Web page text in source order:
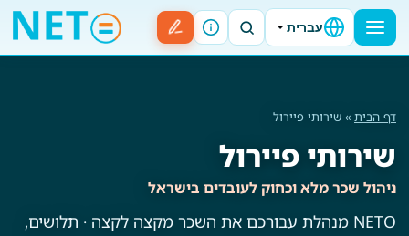
עברית
דף הבית » שירותי פיירול
שירותי פיירול
ניהול שכר מלא וכחוק לעובדים בישראל
NETO מנהלת עבורכם את השכר מקצה לקצה · תלושים,